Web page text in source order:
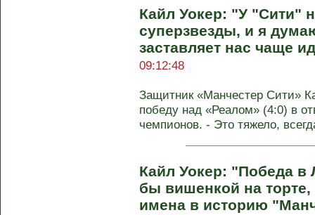
Кайл Уокер: "У "Сити"
суперзвезды, и я
заставляет нас чаще
09:12:48
Защитник «Манчестер Сити»
победу над «Реалом» (4:0) в
чемпионов. - Это тяжело,
Кайл Уокер: "Победа в
бы вишенкой на
имена в историю